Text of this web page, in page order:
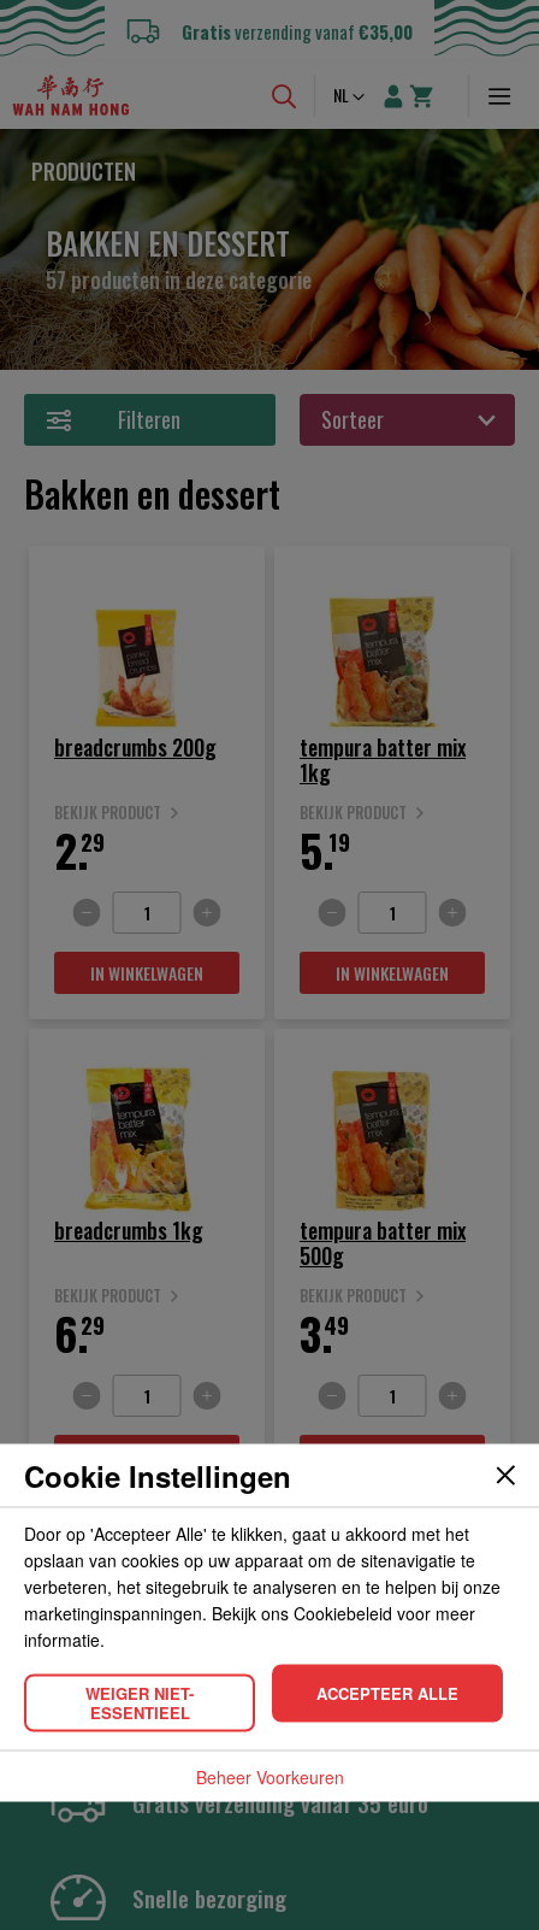
Gratisverzending vanaf€35,00
Taal
NL
PRODUCTEN
BAKKEN EN DESSERT
57 producten in deze categorie
Filteren
Bakken en dessert
breadcrumbs 200g
BEKIJK PRODUCT
29
2.
IN WINKELWAGEN
tempura batter mix
1kg
BEKIJK PRODUCT
19
5.
IN WINKELWAGEN
breadcrumbs 1kg
BEKIJK PRODUCT
29
6.
tempura batter mix
500g
BEKIJK PRODUCT
49
3.
Gratis verzending vanaf 35 euro
Snelle bezorging
Cookie Instellingen
Door op 'Accepteer Alle' te klikken, gaat u akkoord met het
opslaan van cookies op uw apparaat om de sitenavigatie te
verbeteren, het sitegebruik te analyseren en te helpen bij onze
marketinginspanningen. Bekijk ons Cookiebeleid voor meer
informatie.
WEIGER NIET-
ESSENTIEEL
ACCEPTEER ALLE
Beheer Voorkeuren